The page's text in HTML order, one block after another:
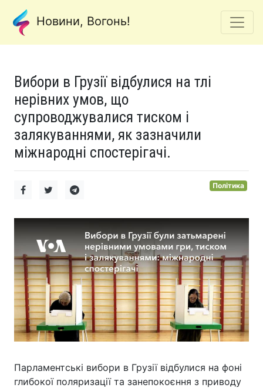
Новини, Вогонь!
Вибори в Грузії відбулися на тлі
нерівних умов, що
супроводжувалися тиском і
залякуваннями, як зазначили
міжнародні спостерігачі.
Політика
Парламентські вибори в Грузії відбулися на фоні
глибокої поляризації та занепокоєння з приводу